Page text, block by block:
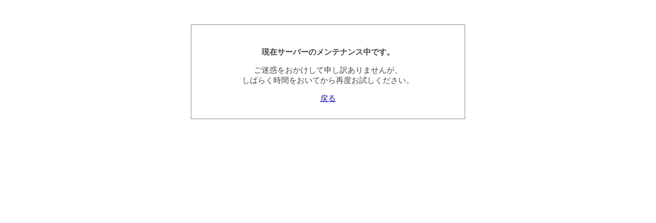
現在サーバーのメンテナンス中です。
ご迷惑をおかけして申し訳ありませんが、
しばらく時間をおいてから再度お試しください。
戻る